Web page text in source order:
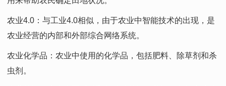
农业4.0：与工业4.0相似，由于农业中智能技术的出现，是
农业经营的内部和外部综合网络系统。
农业化学品：农业中使用的化学品，包括肥料、除草剂和杀
虫剂。